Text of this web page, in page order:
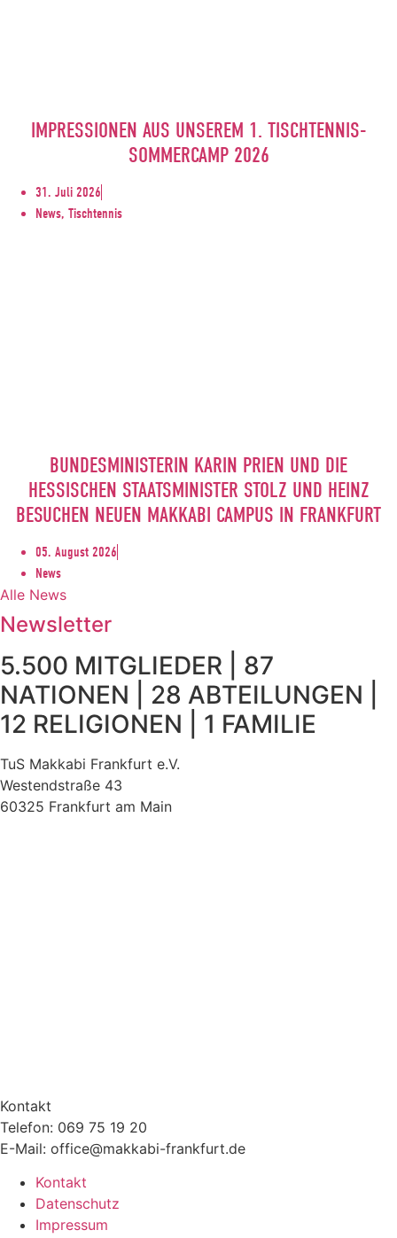
IMPRESSIONEN AUS UNSEREM 1. TISCHTENNIS-
SOMMERCAMP 2026
31. Juli 2026
News, Tischtennis
BUNDESMINISTERIN KARIN PRIEN UND DIE
HESSISCHEN STAATSMINISTER STOLZ UND HEINZ
BESUCHEN NEUEN MAKKABI CAMPUS IN FRANKFURT
05. August 2026
News
Alle News
Newsletter
5.500 MITGLIEDER | 87
NATIONEN | 28 ABTEILUNGEN |
12 RELIGIONEN | 1 FAMILIE
TuS Makkabi Frankfurt e.V.
Westendstraße 43
60325 Frankfurt am Main
Kontakt
Telefon: 069 75 19 20
E-Mail: office@makkabi-frankfurt.de
Kontakt
Datenschutz
Impressum